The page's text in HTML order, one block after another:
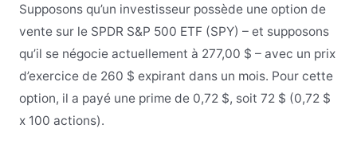
Supposons qu’un investisseur possède une option de
vente sur le SPDR S&P 500 ETF (SPY) – et supposons
qu’il se négocie actuellement à 277,00 $ – avec un prix
d’exercice de 260 $ expirant dans un mois. Pour cette
option, il a payé une prime de 0,72 $, soit 72 $ (0,72 $
x 100 actions).